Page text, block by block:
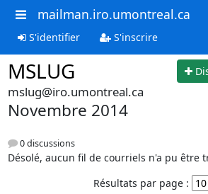
mailman.iro.umontreal.ca
S'identifier S'inscrire
MSLUG
mslug@iro.umontreal.ca
Novembre 2014
0 discussions
Désolé, aucun fil de courriels n'a pu être
Résultats par page :